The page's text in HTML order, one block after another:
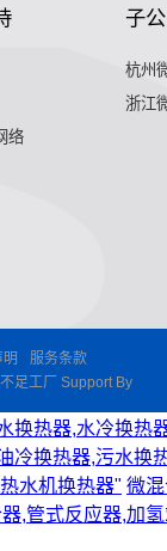
络
子
杭州
浙江
明
服务条款
足工厂 Support By
热器,水冷换热
冷换热器,污水换
水机换热器" 微
,管式反应器,加